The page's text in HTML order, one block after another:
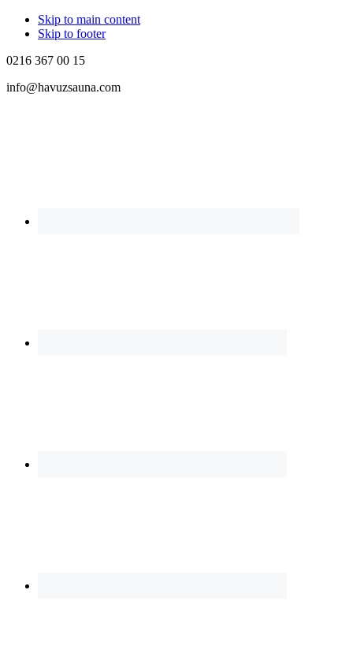
Skip to main content
Skip to footer
0216 367 00 15
info@havuzsauna.com